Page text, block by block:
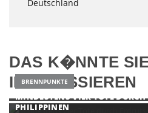
DAS K�NNTE
INTERESSIEREN
BRENNPUNKTE
MINDESTENS VIER TOTE DURCH
PHILIPPINEN